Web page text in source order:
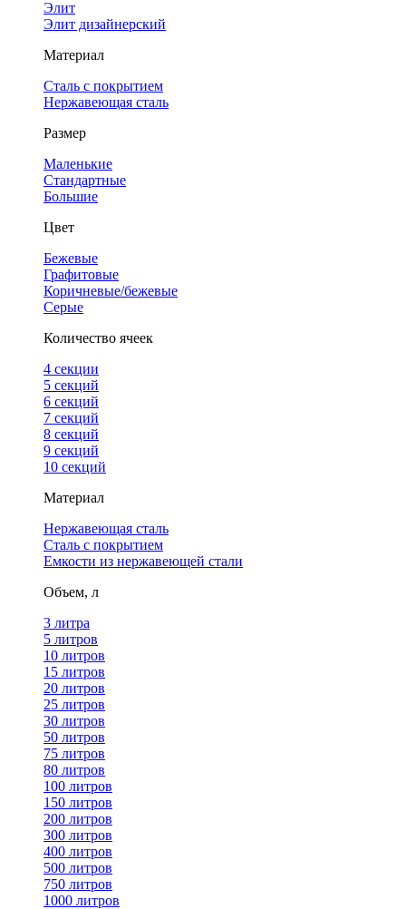
Элит
Элит дизайнерский
Материал
Сталь с покрытием
Нержавеющая сталь
Размер
Маленькие
Стандартные
Большие
Цвет
Бежевые
Графитовые
Коричневые/бежевые
Серые
Количество ячеек
4 cекции
5 секций
6 секций
7 секций
8 секций
9 секций
10 секций
Материал
Нержавеющая сталь
Сталь с покрытием
Емкости из нержавеющей стали
Объем, л
3 литра
5 литров
10 литров
15 литров
20 литров
25 литров
30 литров
50 литров
75 литров
80 литров
100 литров
150 литров
200 литров
300 литров
400 литров
500 литров
750 литров
1000 литров